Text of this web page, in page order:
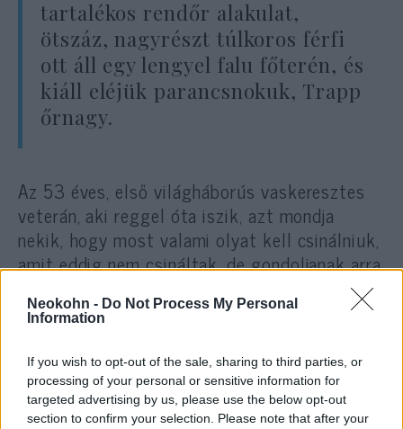
Neokohn - Do Not Process My Personal
Information
If you wish to opt-out of the sale, sharing to third parties, or
processing of your personal or sensitive information for
targeted advertising by us, please use the below opt-out
section to confirm your selection. Please note that after your
tartalékos rendőr alakulat,
ötszáz, nagyrészt túlkoros férfi
ott áll egy lengyel falu főterén, és
kiáll eléjük parancsnokuk, Trapp
őrnagy.
Az 53 éves, első világháborús vaskeresztes
veterán, aki reggel óta iszik, azt mondja
nekik, hogy most valami olyat kell csinálniuk,
amit eddig nem csináltak, de gondoljanak arra,
potyognak a bombák a szeretteikre,
ki a háborút, és ők felelősek a
szenvedéseikért.